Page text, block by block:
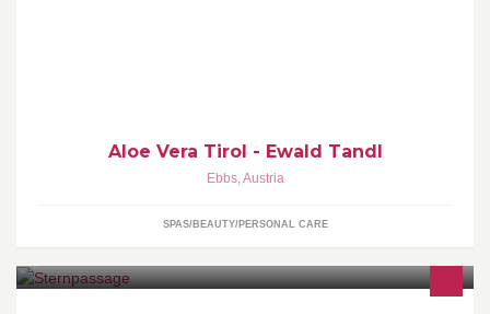
Aloe Vera Tirol - Ewald Tandl
Ebbs,Austria
SPAS/BEAUTY/PERSONAL CARE